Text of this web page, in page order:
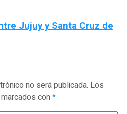
Jujuy y Santa Cruz de
no será publicada. Los
con*